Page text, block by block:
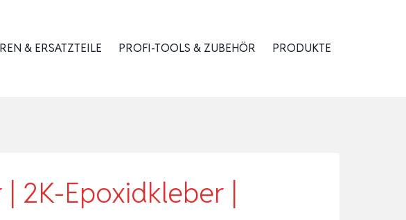
& ERSATZTEILE PROFI-TOOLS & ZUBEHÖR PRODUKTE
2K-Epoxidkleber |